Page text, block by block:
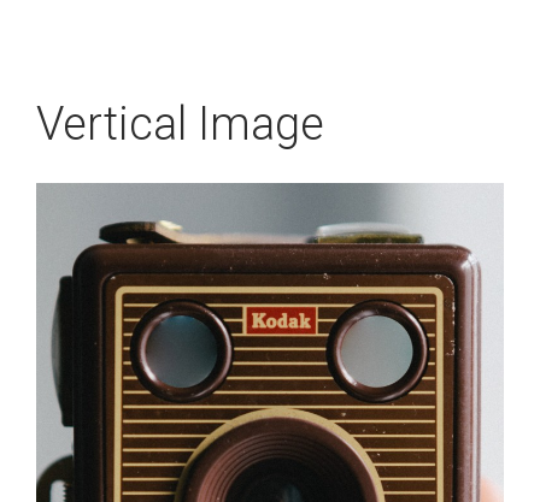
Vertical Image